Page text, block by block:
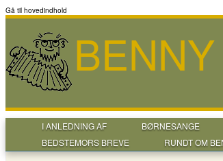
Gå til hovedindhold
I ANLEDNING AF BØRNESANGE
BEDSTEMORS BREVE
RUNDT OM